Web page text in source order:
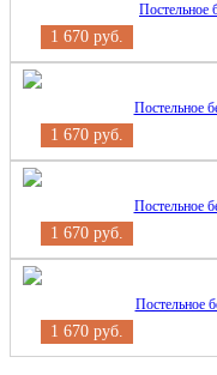
Постельное
1 670 руб.
Постельное
1 670 руб.
Постельное
1 670 руб.
Постельное
1 670 руб.